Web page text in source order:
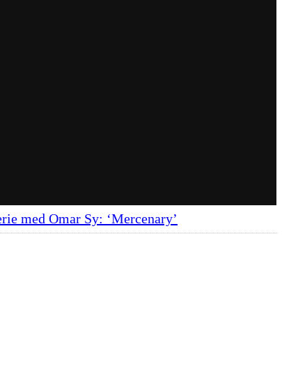
med Omar Sy: ‘Mercenary’